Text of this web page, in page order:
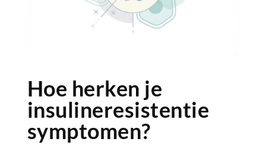
Hoe herken je
insulineresistentie
symptomen?